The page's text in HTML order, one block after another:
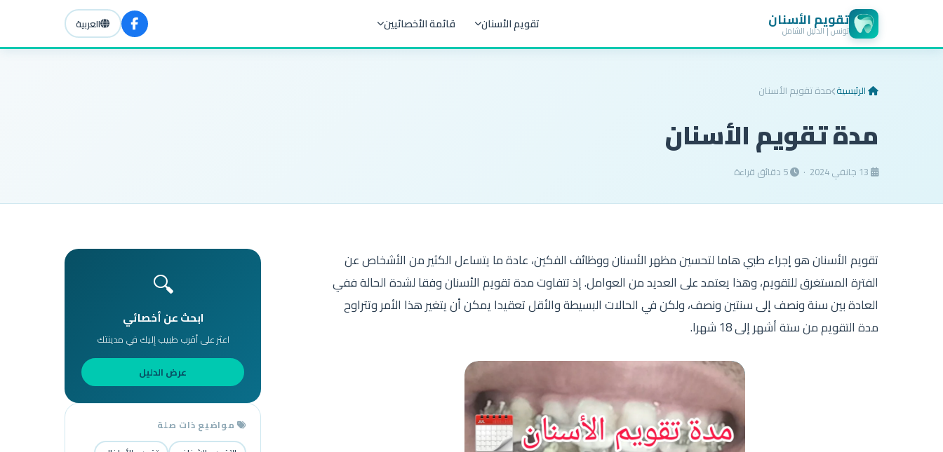
تقويم الأسنان
تونس | الدليل الشامل تقويم الأسنان قائمة الأخصائيين العربية
الرئيسية مدة تقويم الأسنان
مدة تقويم الأسنان
تقويم الأسنان هو إجراء طبي هاما لتحسين مظهر الأسنان ووظائف الفكين، عادة ما يتساءل الكثير من الأشخاص عن
الفترة المستغرق للتقويم، وهذا يعتمد على العديد من العوامل. إذ تتفاوت مدة تقويم الأسنان وفقا لشدة الحالة ففي
العادة بين سنة ونصف إلى سنتين ونصف، ولكن في الحالات البسيطة والأقل تعقيدا يمكن أن يتغير هذا الأمر وتتراوح
مدة التقويم من ستة أشهر إلى 18 شهرا.
🔍
ابحث عن أخصائي
اعثر على أقرب طبيب إليك في مدينتك
عرض الدليل
مواضيع ذات صلة